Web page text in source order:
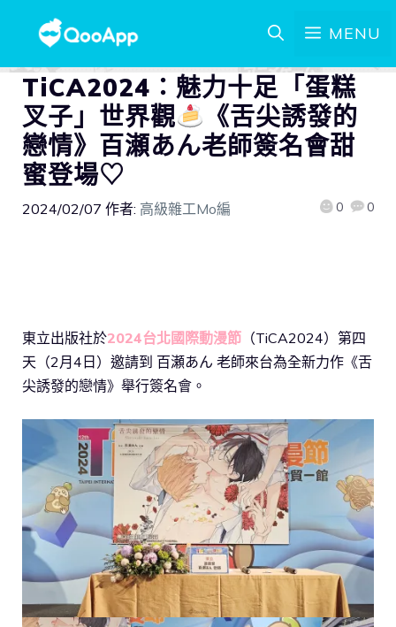
MENU
TiCA2024：魅力十足「蛋糕
叉子」世界觀
《舌尖誘發的
戀情》百瀬あん老師簽名會甜
蜜登場♡
2024/02/07 作者: 高級雜工Mo編 0 0
東立出版社於2024台北國際動漫節 （TiCA2024）第四
天（2月4日）邀請到 百瀬あん 老師來台為全新力作《舌
尖誘發的戀情》舉行簽名會。